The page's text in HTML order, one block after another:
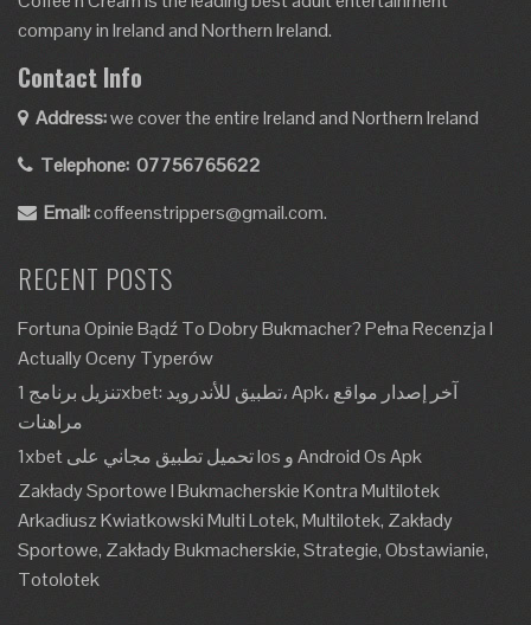
company in Ireland and Northern Ireland.
Contact Info
Address:we cover the entire Ireland and Northern Ireland
Telephone: 07756765622
Email:coffeenstrippers@gmail.com.
RECENT POSTS
Fortuna Opinie Bądź To Dobry Bukmacher? Pełna Recenzja I
Actually Oceny Typerów
تنزيل برنامج 1xbet: تطبيق للأندرويد، Apk، آخر إصدار مواقع
مراهنات
1xbet تحميل تطبيق مجاني على Ios و Android Os Apk
Zakłady Sportowe I Bukmacherskie Kontra Multilotek
Arkadiusz Kwiatkowski Multi Lotek, Multilotek, Zakłady
Sportowe, Zakłady Bukmacherskie, Strategie, Obstawianie,
Totolotek